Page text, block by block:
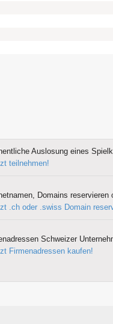
Auslosung eines
teilnehmen!
Domains reservieren
.ch oder .swiss Domain
Schweizer
Firmenadressen kaufen!